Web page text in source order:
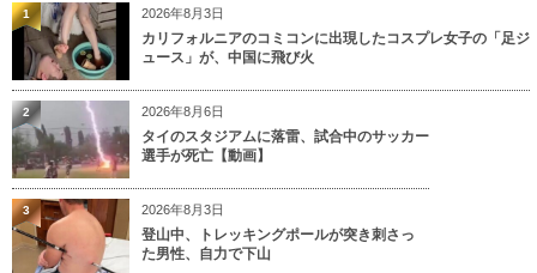
2026年8月3日
カリフォルニアのコミコンに出現したコスプレ女子の「足ジ
ュース」が、中国に飛び火
1
2026年8月6日
タイのスタジアムに落雷、試合中のサッカー
選手が死亡【動画】
2
2026年8月3日
登山中、トレッキングポールが突き刺さっ
た男性、自力で下山
3